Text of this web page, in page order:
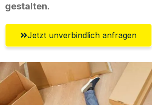
gestalten.
Jetzt unverbindlich anfragen